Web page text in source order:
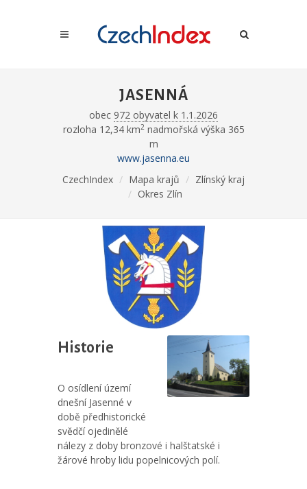
JASENNÁ
obec 972 obyvatel k 1.1.2026
rozloha 12,34 km2nadmořská výška 365
m
www.jasenna.eu
CzechIndex
Mapa krajů
Zlínský kraj
Okres Zlín
Historie
O osídlení území
dnešní Jasenné v
době předhistorické
svědčí ojedinělé
nálezy z doby bronzové i halštatské i
žárové hroby lidu popelnicových polí.